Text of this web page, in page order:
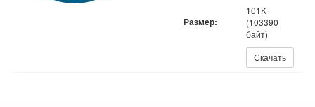
Размер:
101K
(103390
байт)
Скачать